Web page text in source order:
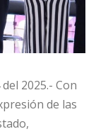
2025.- Con
de las